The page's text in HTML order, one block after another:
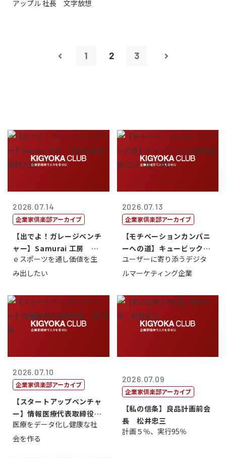
アップル 社長 文字放想
1 2 3
2026.07.14
企業家倶楽部アーカイブ
【出でよ！ガレージベンチ
ャー】Samurai 工房 代
表取締...
ｅスポーツを通し価値を生
み出したい
2026.07.13
企業家倶楽部アーカイブ
【モチベーションカンパニ
ーへの道】キュービック代
表取締役CE...
ユーザーに寄り添うデジタ
ルマーケティング企業
2026.07.10
企業家倶楽部アーカイブ
【スタートアップベンチャ
ー】情報医療代表取締役
原 聖吾
医療をデータ化し健康な社
会を作る
2026.07.09
企業家倶楽部アーカイブ
【私の信条】良品計画前会
長 松井忠三
計画５％、実行95％